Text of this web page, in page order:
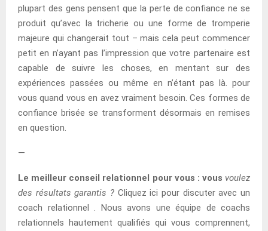
plupart des gens pensent que la perte de confiance ne se
produit qu’avec la tricherie ou une forme de tromperie
majeure qui changerait tout – mais cela peut commencer
petit en n’ayant pas l’impression que votre partenaire est
capable de suivre les choses, en mentant sur des
expériences passées ou même en n’étant pas là. pour
vous quand vous en avez vraiment besoin. Ces formes de
confiance brisée se transforment désormais en remises
en question.
—
Le meilleur conseil relationnel pour vous : vous voulez
des résultats garantis ? Cliquez ici pour discuter avec un
coach relationnel . Nous avons une équipe de coachs
relationnels hautement qualifiés qui vous comprennent,